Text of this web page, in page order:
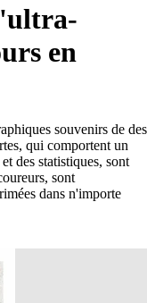
en
souvenirs de des
qui comportent un
des statistiques, sont
sont
dans n'importe